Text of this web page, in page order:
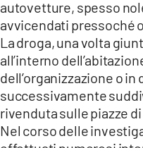
autovetture, spesso
avvicendati pressoché
La droga, una volta
all’interno
dell’organizzazione o
successivamente
rivenduta sulle piazze
Nel corso delle